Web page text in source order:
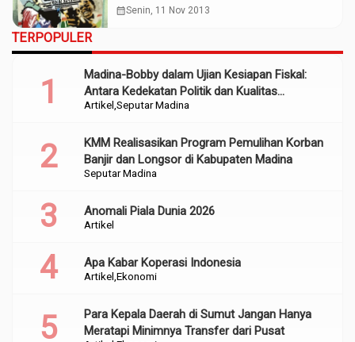
calendar_monthSenin, 11 Nov 2013
TERPOPULER
Artikel Seputar Madina
Madina-Bobby dalam Ujian Kesiapan Fiskal:
Antara Kedekatan Politik dan Kualitas
Perencanaan
Seputar Madina
KMM Realisasikan Program Pemulihan Korban
Banjir dan Longsor di Kabupaten Madina
Artikel
Anomali Piala Dunia 2026
Artikel Ekonomi
Apa Kabar Koperasi Indonesia
Para Kepala Daerah di Sumut Jangan Hanya
Meratapi Minimnya Transfer dari Pusat